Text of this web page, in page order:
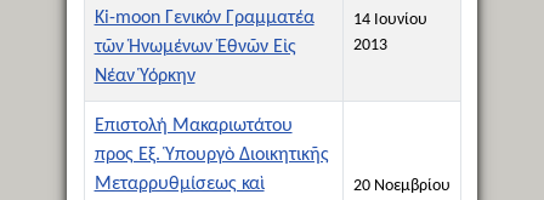
Ki-moon Γενικόν Γραμματέα
τῶν Ἡνωμένων Ἐθνῶν Εἰς
Νέαν Ὑόρκην
14 Ιουνίου
2013
Επιστολή Μακαριωτάτου
προς Εξ. Ὑπουργὸ Διοικητικῆς
Μεταρρυθμίσεως καὶ
20 Νοεμβρίου